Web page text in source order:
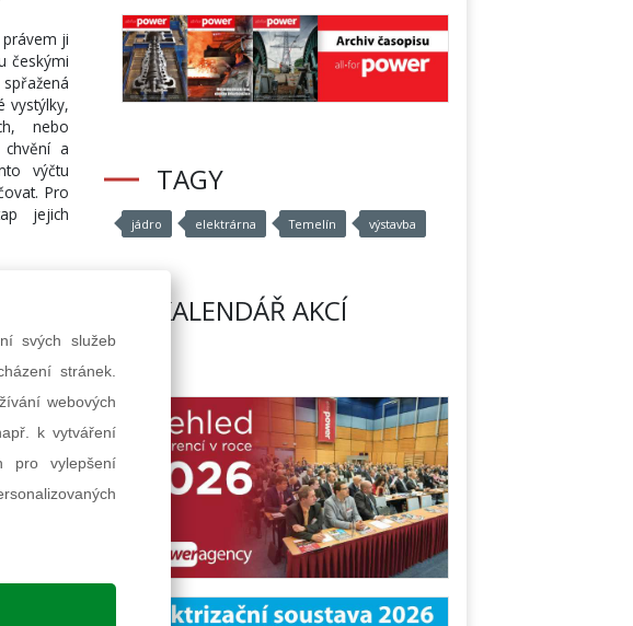
ji
českými
vystýlky,
nebo
a
výčtu
Pro
jejich
kde
projekt
mají
dvě
jak
(POV)
JETE.
TAGY
jádro elektrárna Temelín výstavba
KALENDÁŘ AKCÍ
svých služeb
stránek.
webových
k vytváření
pro vylepšení